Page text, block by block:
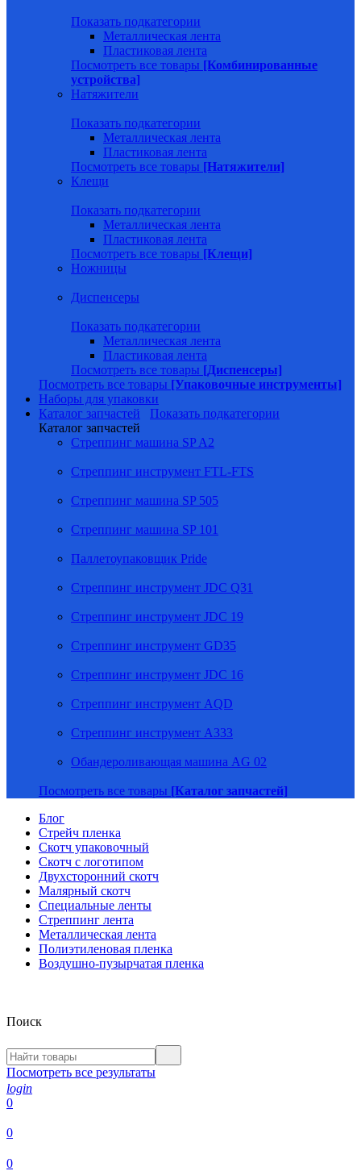
Показать подкатегории
Металлическая лента
Пластиковая лента
Посмотреть все товары [Комбинированные
устройства]
Натяжители
Показать подкатегории
Металлическая лента
Пластиковая лента
Посмотреть все товары [Натяжители]
Клещи
Показать подкатегории
Металлическая лента
Пластиковая лента
Посмотреть все товары [Клещи]
Ножницы
Диспенсеры
Показать подкатегории
Металлическая лента
Пластиковая лента
Посмотреть все товары [Диспенсеры]
Посмотреть все товары [Упаковочные инструменты]
Наборы для упаковки
Каталог запчастей
Показать подкатегории
Каталог запчастей
Стреппинг машина SP A2
Стреппинг инструмент FTL-FTS
Стреппинг машина SP 505
Стреппинг машина SP 101
Паллетоупаковщик Pride
Стреппинг инструмент JDC Q31
Стреппинг инструмент JDC 19
Стреппинг инструмент GD35
Стреппинг инструмент JDC 16
Стреппинг инструмент AQD
Стреппинг инструмент A333
Обандероливающая машина AG 02
Посмотреть все товары [Каталог запчастей]
Блог
Стрейч пленка
Скотч упаковочный
Скотч с логотипом
Двухсторонний скотч
Малярный скотч
Специальные ленты
Стреппинг лента
Металлическая лента
Полиэтиленовая пленка
Воздушно-пузырчатая пленка
Поиск
Посмотреть все результаты
login
0
0
0